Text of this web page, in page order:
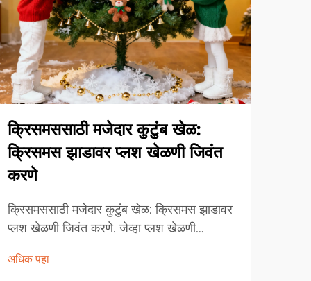
क्रिसमससाठी मजेदार कुटुंब खेळ:
क्रिसमस झाडावर प्लश खेळणी जिवंत
करणे
क्रिसमससाठी मजेदार कुटुंब खेळ: क्रिसमस झाडावर
प्लश खेळणी जिवंत करणे. जेव्हा प्लश खेळणी
फक्त तुमच्या सणाच्या जागेला उबदार करू शकत नाही
अधिक पहा